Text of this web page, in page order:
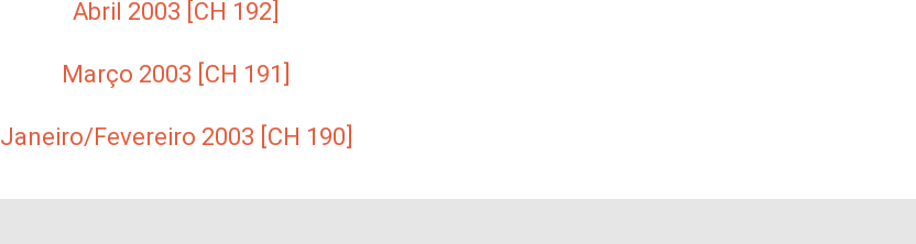
Abril 2003 [CH 192]
Março 2003 [CH 191]
Janeiro/Fevereiro 2003 [CH 190]